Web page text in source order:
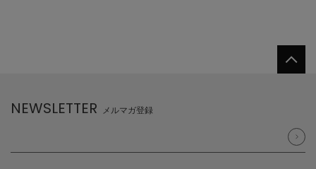
NEWSLETTER メルマガ登録